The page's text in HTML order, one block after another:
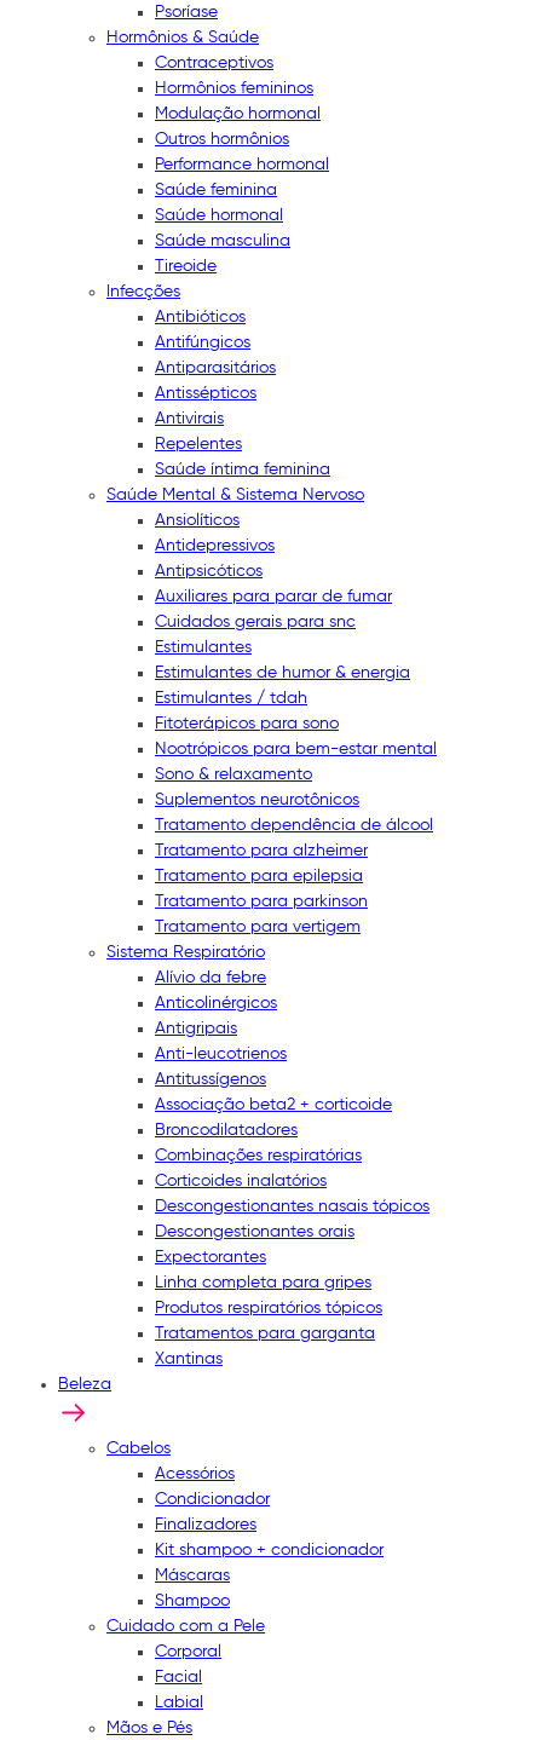
Psoríase
Hormônios & Saúde
Contraceptivos
Hormônios femininos
Modulação hormonal
Outros hormônios
Performance hormonal
Saúde feminina
Saúde hormonal
Saúde masculina
Tireoide
Infecções
Antibióticos
Antifúngicos
Antiparasitários
Antissépticos
Antivirais
Repelentes
Saúde íntima feminina
Saúde Mental & Sistema Nervoso
Ansiolíticos
Antidepressivos
Antipsicóticos
Auxiliares para parar de fumar
Cuidados gerais para snc
Estimulantes
Estimulantes de humor & energia
Estimulantes / tdah
Fitoterápicos para sono
Nootrópicos para bem-estar mental
Sono & relaxamento
Suplementos neurotônicos
Tratamento dependência de álcool
Tratamento para alzheimer
Tratamento para epilepsia
Tratamento para parkinson
Tratamento para vertigem
Sistema Respiratório
Alívio da febre
Anticolinérgicos
Antigripais
Anti-leucotrienos
Antitussígenos
Associação beta2 + corticoide
Broncodilatadores
Combinações respiratórias
Corticoides inalatórios
Descongestionantes nasais tópicos
Descongestionantes orais
Expectorantes
Linha completa para gripes
Produtos respiratórios tópicos
Tratamentos para garganta
Xantinas
Beleza
Cabelos
Acessórios
Condicionador
Finalizadores
Kit shampoo + condicionador
Máscaras
Shampoo
Cuidado com a Pele
Corporal
Facial
Labial
Mãos e Pés